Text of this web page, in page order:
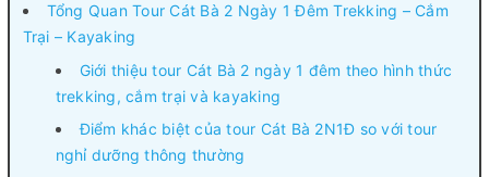
Tổng Quan Tour Cát Bà 2 Ngày 1 Đêm Trekking – Cắm
Trại – Kayaking
Giới thiệu tour Cát Bà 2 ngày 1 đêm theo hình thức
trekking, cắm trại và kayaking
Điểm khác biệt của tour Cát Bà 2N1Đ so với tour
nghỉ dưỡng thông thường